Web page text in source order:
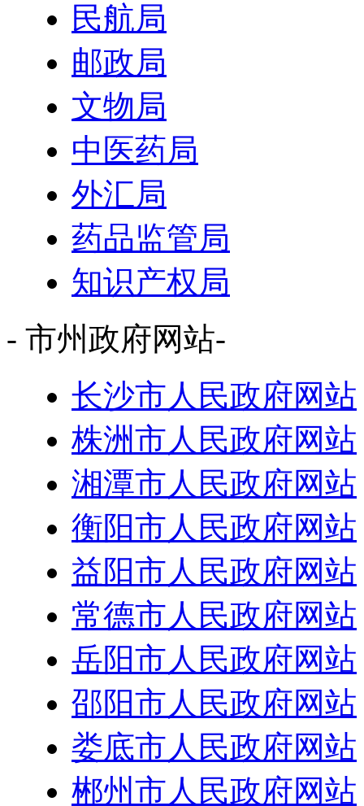
民航局
邮政局
文物局
中医药局
外汇局
药品监管局
知识产权局
- 市州政府网站-
长沙市人民政府网站
株洲市人民政府网站
湘潭市人民政府网站
衡阳市人民政府网站
益阳市人民政府网站
常德市人民政府网站
岳阳市人民政府网站
邵阳市人民政府网站
娄底市人民政府网站
郴州市人民政府网站